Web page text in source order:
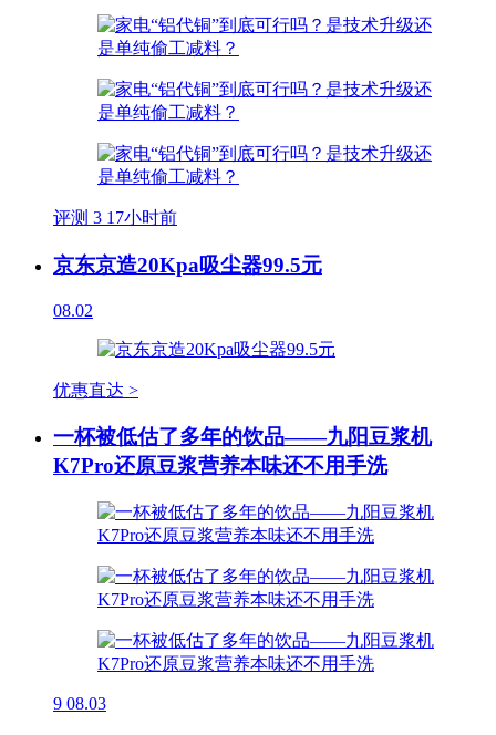
评测 3 17小时前
京东京造20Kpa吸尘器99.5元
08.02
优惠直达 >
一杯被低估了多年的饮品——九阳豆浆机
K7Pro还原豆浆营养本味还不用手洗
9 08.03